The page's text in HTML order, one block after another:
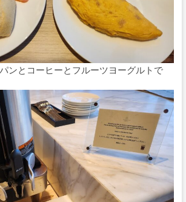
ンとコーヒーとフルーツヨーグルトで